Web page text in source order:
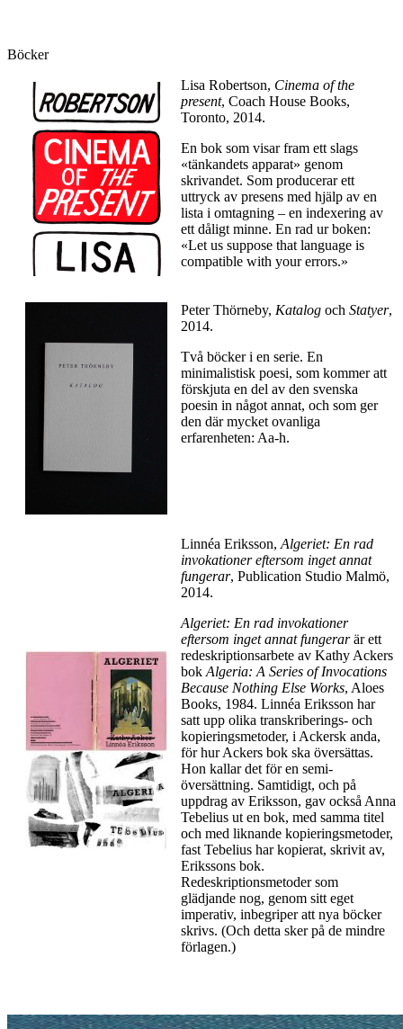
Böcker
Lisa Robertson, Cinema of the
present, Coach House Books,
Toronto, 2014.
En bok som visar fram ett slags
«tänkandets apparat» genom
skrivandet. Som producerar ett
uttryck av presens med hjälp av en
lista i omtagning – en indexering av
ett dåligt minne. En rad ur boken:
«Let us suppose that language is
compatible with your errors.»
Peter Thörneby, Katalog och Statyer,
2014.
Två böcker i en serie. En
minimalistisk poesi, som kommer att
förskjuta en del av den svenska
poesin in något annat, och som ger
den där mycket ovanliga
erfarenheten: Aa-h.
Linnéa Eriksson, Algeriet: En rad
invokationer eftersom inget annat
fungerar, Publication Studio Malmö,
2014.
Algeriet: En rad invokationer
eftersom inget annat fungerarär ett
redeskriptionsarbete av Kathy Ackers
bok Algeria: A Series of Invocations
Because Nothing Else Works, Aloes
Books, 1984. Linnéa Eriksson har
satt upp olika transkriberings- och
kopieringsmetoder, i Ackersk anda,
för hur Ackers bok ska översättas.
Hon kallar det för en semi-
översättning. Samtidigt, och på
uppdrag av Eriksson, gav också Anna
Tebelius ut en bok, med samma titel
och med liknande kopieringsmetoder,
fast Tebelius har kopierat, skrivit av,
Erikssons bok.
Redeskriptionsmetoder som
glädjande nog, genom sitt eget
imperativ, inbegriper att nya böcker
skrivs. (Och detta sker på de mindre
förlagen.)